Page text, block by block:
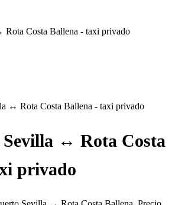
↔ Rota Costa Ballena - taxi privado
↔ Rota Costa
privado